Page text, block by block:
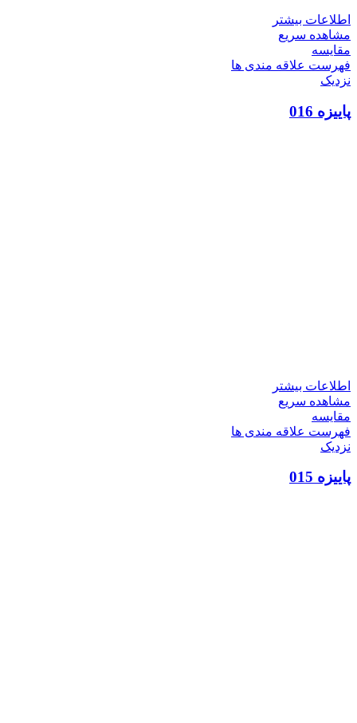
اطلاعات بیشتر
مشاهده سریع
مقایسه
فهرست علاقه مندی ها
نزدیک
پاییزه 016
اطلاعات بیشتر
مشاهده سریع
مقایسه
فهرست علاقه مندی ها
نزدیک
پاییزه 015